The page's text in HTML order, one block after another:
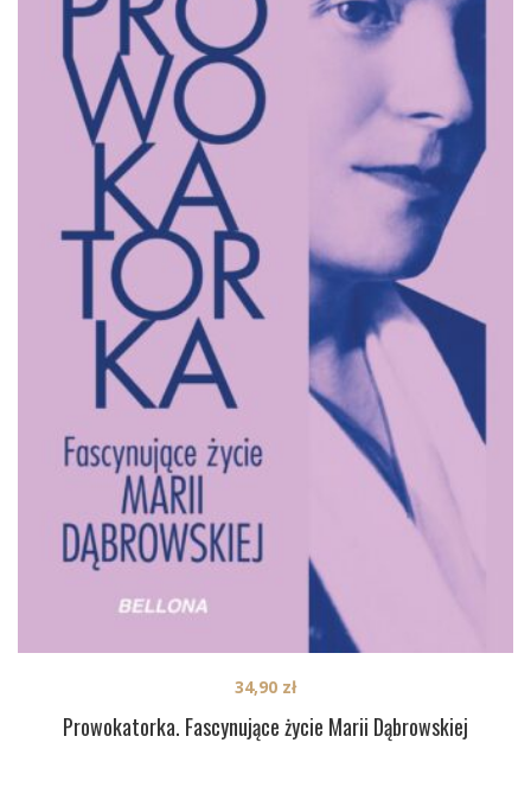
Prowokatorka. Fascynujące życie Marii Dąbrowskiej
34,90 zł